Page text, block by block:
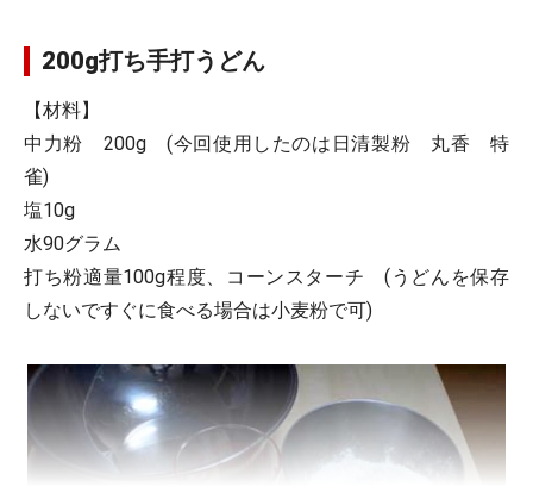
200g打ち手打うどん
【材料】
中力粉 200g (今回使用したのは日清製粉 丸香 特
雀)
塩10g
水90グラム
打ち粉適量100g程度、コーンスターチ (うどんを保存
しないですぐに食べる場合は小麦粉で可)